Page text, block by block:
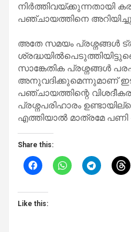
നിർത്തിവയ്ക്കുന്നതായി
പഞ്ചായത്തിനെ
അതേ സമയം പ്രശ്നങ്ങൾ
സാങ്കേതിക പ്രശ്നങ്ങൾ
അനുവദിക്കുമെന്നുമാണ്
പഞ്ചായത്തിന്റെ
പ്രശ്നപരിഹാരം
എത്തിയാൽ മാത്രമേ
Share this:
Like this: